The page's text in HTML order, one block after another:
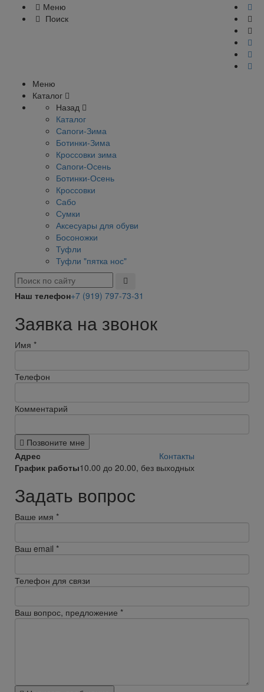
Меню
Поиск
Меню
Каталог
Назад
Каталог
Сапоги-Зима
Ботинки-Зима
Кроссовки зима
Сапоги-Осень
Ботинки-Осень
Кроссовки
Сабо
Сумки
Аксесуары для обуви
Босоножки
Туфли
Туфли "пятка нос"
Наш телефон+7 (919) 797-73-31
Заявка на звонок
Имя *
Телефон
Комментарий
Позвоните мне
Адрес
Контакты
График работы10.00 до 20.00, без выходных
Задать вопрос
Ваше имя *
Ваш email *
Телефон для связи
Ваш вопрос, предложение *